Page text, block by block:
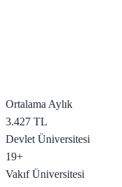
Ortalama Aylık
3.427 TL
Devlet Üniversitesi
19+
Vakıf Üniversitesi